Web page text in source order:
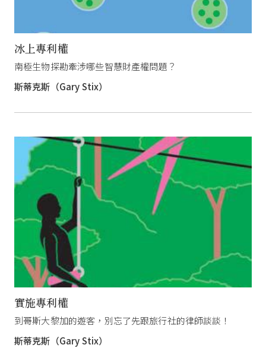
冰上專利權
南極生物探勘牽涉哪些智慧財產權問題？
斯蒂克斯（Gary Stix）
實施專利權
到哥斯大黎加的遊客，別忘了先跟旅行社的律師談談！
斯蒂克斯（Gary Stix）